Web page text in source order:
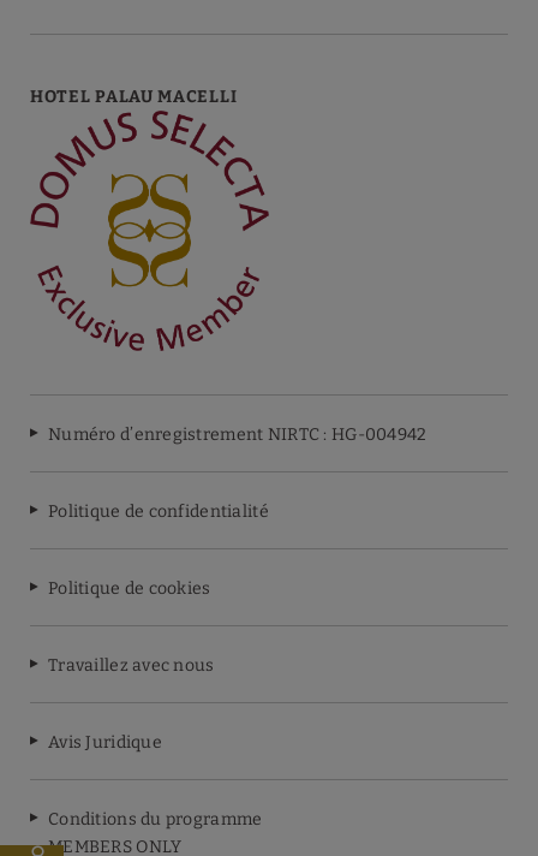
HOTEL PALAU MACELLI
Numéro d’enregistrement NIRTC : HG-004942
Politique de confidentialité
Politique de cookies
Travaillez avec nous
Avis Juridique
Conditions du programme
MEMBERS ONLY